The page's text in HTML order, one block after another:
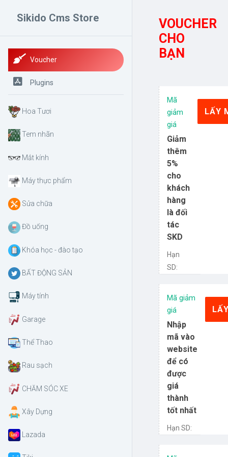
Sikido Cms Store
Voucher
Plugins
Hoa Tươi
Tem nhãn
Mắt kính
Máy thực phẩm
Sửa chữa
Đồ uống
Khóa học - đào tạo
BẤT ĐỘNG SẢN
Máy tính
Garage
Thể Thao
Rau sạch
CHĂM SÓC XE
Xây Dựng
Lazada
VOUCHER
CHO
BẠN
Mã
giảm
giá
Giảm
thêm
5%
cho
khách
hàng
là đối
tác
SKD
Hạn
SD:
LẤY
Mã giảm
giá
Nhập
mã vào
website
để có
được
giá
thành
tốt nhất
Hạn SD:
© 2026 - Thiết kế bởi sikido.vn